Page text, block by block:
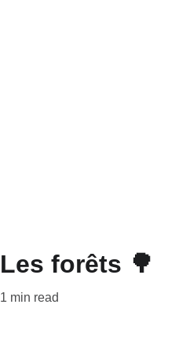
Les forêts 🌳
1 min read